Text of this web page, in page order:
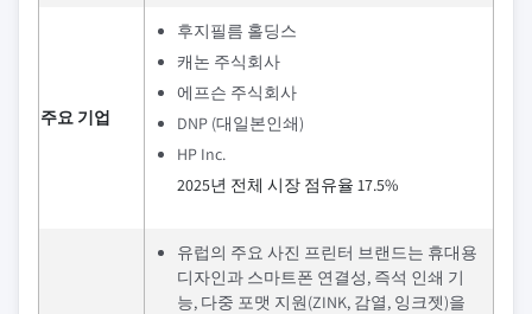
주요 기업
후지필름 홀딩스
캐논 주식회사
에프슨 주식회사
DNP (대일본인쇄)
HP Inc.
2025년 전체 시장 점유율 17.5%
유럽의 주요 사진 프린터 브랜드는 휴대용
디자인과 스마트폰 연결성, 즉석 인쇄 기
능, 다중 포맷 지원(ZINK, 감열, 잉크젯)을